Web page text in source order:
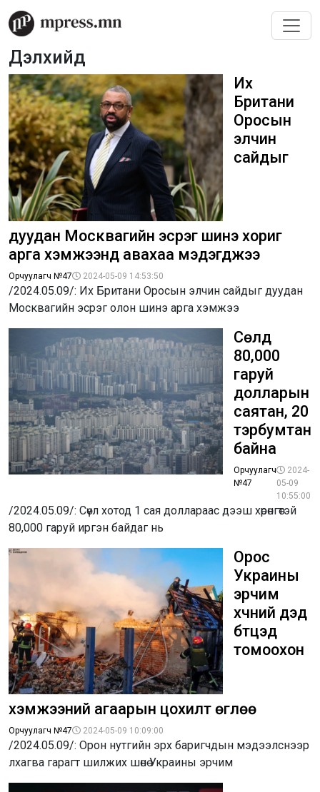
Дэлхийд
Их
Британи
Оросын
элчин
сайдыг
дуудан Москвагийн эсрэг шинэ хориг
арга хэмжээнүүд авахаа мэдэгджээ
Орчуулагч №47 2024-05-09 14:53:50
/2024.05.09/: Их Британи Оросын элчин сайдыг дуудан
Москвагийн эсрэг олон шинэ арга хэмжээ
Сөүлд
80,000
гаруй
долларын
саятан, 20
тэрбумтан
байна
Орчуулагч
№47
2024-
05-09
10:55:00
/2024.05.09/: Сөүл хотод 1 сая доллараас дээш хөрөнгөтэй
80,000 гаруй иргэн байдаг нь
Орос
Украины
эрчим
хүчний дэд
бүтцэд
томоохон
хэмжээний агаарын цохилт өглөө
Орчуулагч №47 2024-05-09 10:09:00
/2024.05.09/: Орон нутгийн эрх баригчдын мэдээлснээр
лхагва гарагт шилжих шөнө Украины эрчим